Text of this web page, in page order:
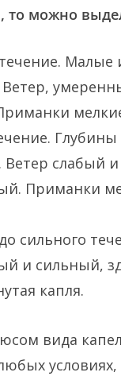
то можно
Малые
Ветер,
Ветер слабый и
Приманки
сильного
и сильный,
капля.
вида